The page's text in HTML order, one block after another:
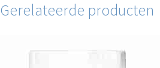
Gerelateerde producten